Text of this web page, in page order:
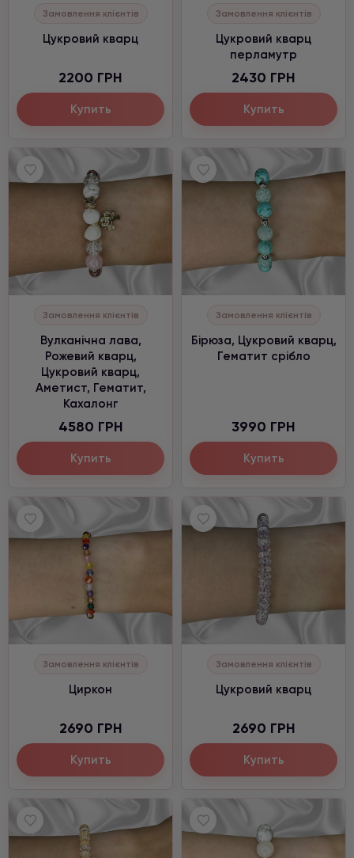
Замовлення клієнтів
Цукровий кварц
2200 ГРН
Купить
Замовлення клієнтів
Цукровий кварц
перламутр
2430 ГРН
Купить
Замовлення клієнтів
Вулканічна лава,
Рожевий кварц,
Цукровий кварц,
Аметист, Гематит,
Кахалонг
4580 ГРН
Купить
Замовлення клієнтів
Бірюза, Цукровий кварц,
Гематит срібло
3990 ГРН
Купить
Замовлення клієнтів
Циркон
2690 ГРН
Купить
Замовлення клієнтів
Цукровий кварц
2690 ГРН
Купить